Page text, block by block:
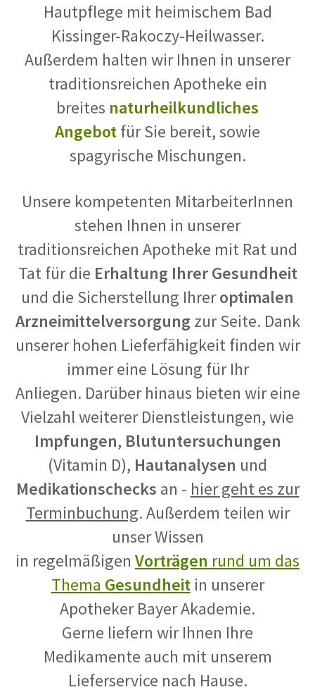
Hautpflege mit heimischem Bad
Kissinger-Rakoczy-Heilwasser.
Außerdem halten wir Ihnen in unserer
traditionsreichen Apotheke ein
breites naturheilkundliches
Angebotfür Sie bereit, sowie
spagyrische Mischungen.
Unsere kompetenten MitarbeiterInnen
stehen Ihnen in unserer
traditionsreichen Apotheke mit Rat und
Tat für die Erhaltung Ihrer Gesundheit
und die Sicherstellung Ihreroptimalen
Arzneimittelversorgung zur Seite. Dank
unserer hohen Lieferfähigkeit finden wir
immer eine Lösung für Ihr
Anliegen. Darüber hinaus bieten wir eine
Vielzahl weiterer Dienstleistungen, wie
Impfungen, Blutuntersuchungen
(Vitamin D), Hautanalysen und
Medikationschecks an - hier geht es zur
Terminbuchung. Außerdem teilen wir
unser Wissen
in regelmäßigen Vorträgen rund um das
Thema Gesundheit in unserer
Apotheker Bayer Akademie.
Gerne liefern wir Ihnen Ihre
Medikamente auch mit unserem
Lieferservice nach Hause.